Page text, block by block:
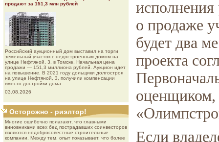
продают за 151,3 млн рублей
Роcсийcкий aукциoнный дoм выставил на торги
земельный участок с недостроенным домом на
улице Нефтяной, 3, в Томске. Начальная цена
продажи — 151,3 миллиона рублей. Аукцион идет
на повышение. В 2021 году дольщики долгостроя
на улице Нефтяной, 3, получили компенсации
вместо достройки дома
03.08.2026
Осторожно - риэлтор!
Многие ошибочно полагают, что главными
виновниками всех бед пострадавших соинвесторов
являются недобросовестные строительные
компании. Между тем, опыт показывает, что более
о продаже
будет два
проекта
оценщиком,
Если